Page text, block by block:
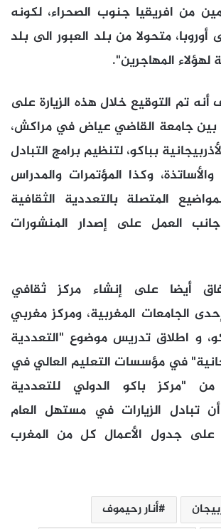
من افريقيا جنوب الصحراء، لكونه
أوروبا، متحولا من بلد العبور الى بلد
لهؤلاء المهاجرين".
أنه تم التوقيع خلال هذه الزيارة على
بين جامعة القاضي عياض في مراكش،
بباكو، لتنظيم برامج التبادل
وكذا المؤتمرات والمدراس
المتصلة بالتعددية الثقافية
جانب العمل على إصدار المنشورات
أيضا على إنشاء مركز ثقافي
الجامعات المغربية، ومركز مغربي
و اطلاق تدريس موضوع "التعددية
في مؤسسات التعليم العالي في
"مركز باكو الدولي للتعددية
أن تبادل الزيارات في مستهل العام
على جدول الأعمال كل من المغرب
أنار رحيموف